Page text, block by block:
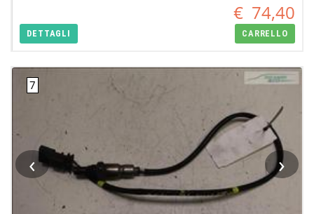
€ 74,40
DETTAGLI CARRELLO
‹ ›